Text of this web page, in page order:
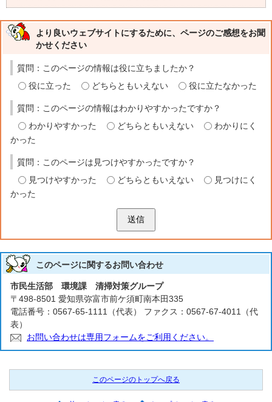
より良いウェブサイトにするために、ページのご感想をお聞
かせください
質問：このページの情報は役に立ちましたか？
役に立った
どちらともいえない 役に立たなかった
質問：このページの情報はわかりやすかったですか？
わかりやすかった
どちらともいえない
わかりにく
かった
質問：このページは見つけやすかったですか？
見つけやすかった
どちらともいえない
見つけにく
かった
送信
このページに関するお問い合わせ
市民生活部 環境課 清掃対策グループ
〒498-8501 愛知県弥富市前ケ須町南本田335
電話番号：0567-65-1111（代表） ファクス：0567-67-4011（代
表）
お問い合わせは専用フォームをご利用ください。
このページのトップへ戻る